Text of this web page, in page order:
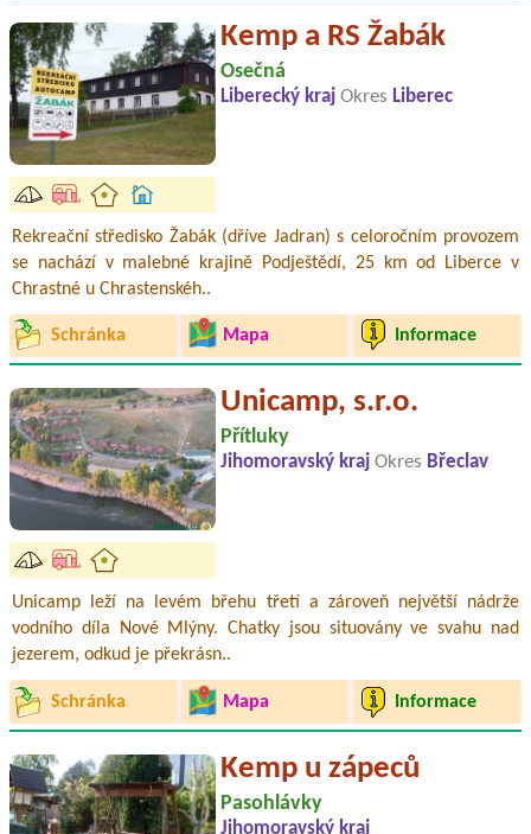
Kemp a RS Žabák
Osečná
Liberecký kraj Okres Liberec
Rekreační středisko Žabák (dříve Jadran) s celoročním provozem
se nachází v malebné krajině Podještědí, 25 km od Liberce v
Chrastné u Chrastenskéh..
Schránka Mapa Informace
Unicamp, s.r.o.
Přítluky
Jihomoravský kraj Okres Břeclav
Unicamp leží na levém břehu třetí a zároveň největší nádrže
vodního díla Nové Mlýny. Chatky jsou situovány ve svahu nad
jezerem, odkud je překrásn..
Schránka Mapa Informace
Kemp u zápeců
Pasohlávky
Jihomoravský kraj